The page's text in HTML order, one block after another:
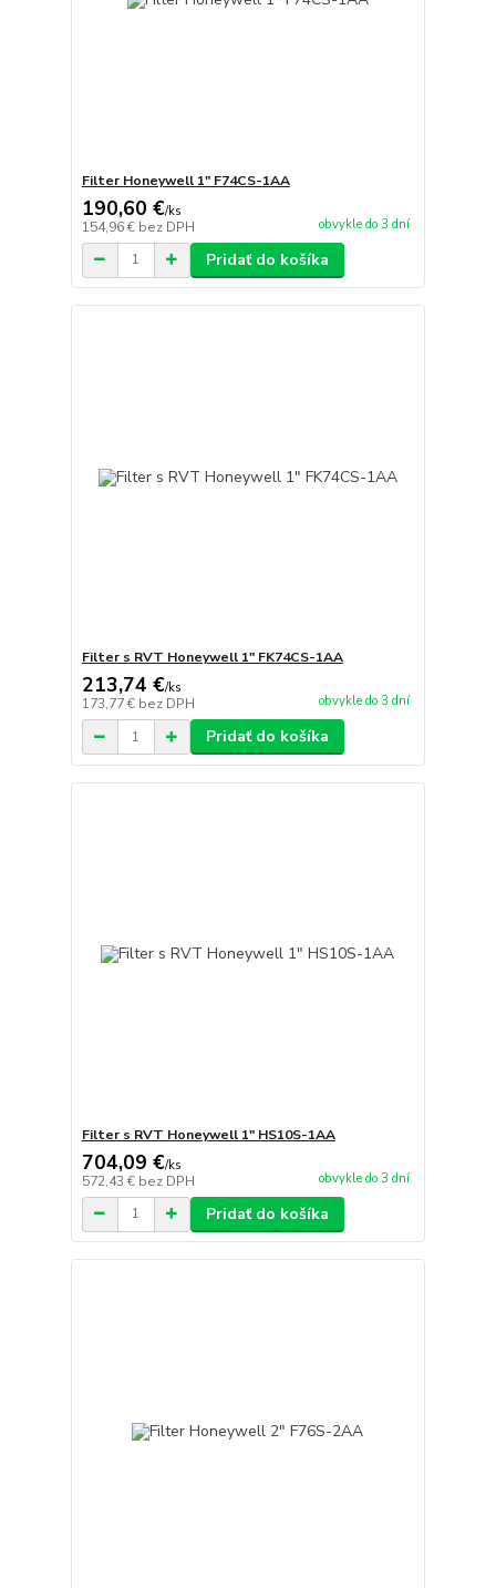
Filter Honeywell 1" F74CS-1AA
190,60 €/ks
154,96 € bez DPH obvykle do 3 dní
Pridať do košíka
Filter s RVT Honeywell 1" FK74CS-1AA
213,74 €/ks
173,77 € bez DPH obvykle do 3 dní
Pridať do košíka
Filter s RVT Honeywell 1" HS10S-1AA
704,09 €/ks
572,43 € bez DPH obvykle do 3 dní
Pridať do košíka